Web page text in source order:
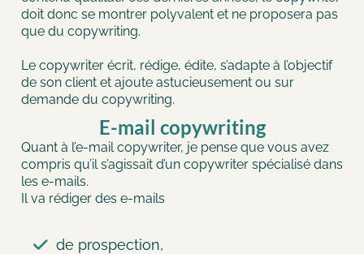
doit donc se montrer polyvalent et ne proposera pas
que du copywriting.
Le copywriter écrit, rédige, édite, s’adapte à l’objectif
de son client et ajoute astucieusement ou sur
demande du copywriting.
E-mail copywriting
Quant à l’e-mail copywriter, je pense que vous avez
compris qu’il s’agissait d’un copywriter spécialisé dans
les e-mails.
Il va rédiger des e-mails
de prospection,